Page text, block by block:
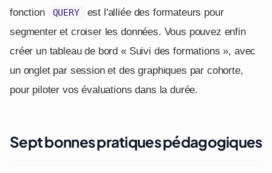
fonction
QUERY
est l'alliée des formateurs pour
segmenter et croiser les données. Vous pouvez enfin
créer un tableau de bord « Suivi des formations », avec
un onglet par session et des graphiques par cohorte,
pour piloter vos évaluations dans la durée.
Sept bonnes pratiques pédagogiques